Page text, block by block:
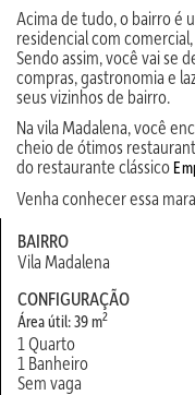
Acima de tudo, o bairro é
residencial com
Sendo assim, você vai se
compras, gastronomia e
seus vizinhos de bairro.
Na vila Madalena, você
cheio de ótimos
do restaurante clássico
Venha conhecer essa
BAIRRO
Vila Madalena
CONFIGURAÇÃO
Área útil: 39 m2
1 Quarto
1 Banheiro
Sem vaga